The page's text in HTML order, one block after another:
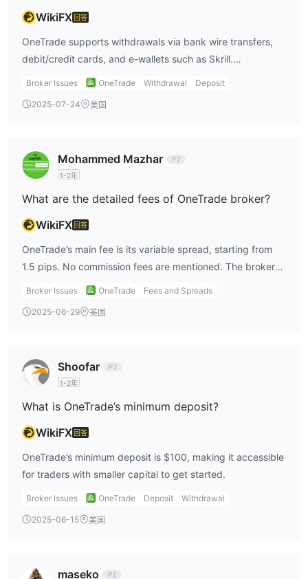
4. 24/5客户支持：
5. 支持MetaTrader 4：
提供了一系列复杂而直观的功能，适合各种经验水平的交易者。
OneTrade的缺点：
2. 高杠杆风险：
虽然为专业客户提供高杠杆可能带来更高的潜在
利润，但也存在相当大的风险，因为如果市场朝着交易者的头寸方向
3. 周末支持不足：该经纪人在周末不提供客户支持。在这段时间
内出现的任何问题必须等待下一个工作周。
仍然觉得信息不足以完全理解金融市场的复杂性。
5. 提款条件不明确：没有明确指定ether OneTrade是否对提款收
取任何费用，这可能会对交易者的整体盈利能力产生影响。
市场工具
1. 外汇交易：
够利用波动的货币市场。
投资他们喜爱的公司。
3. 指数： 指数交易可供交易者进行，他们可以对整个行业的价格波
动进行投机。
4. 加密货币：OneTrade帮助客户乘上数字货币的新浪潮，提供包
括所有主要名称在内的加密货币交易选项。
账户类型
OneTrade提供两种类型的交易accounts，以满足交易者的不同需
WikiFX 回答
OneTrade supports withdrawals via bank wire transfers,
debit/credit cards, and e-wallets such as Skrill.
Withdrawals made by card are limited to the original
Broker Issues OneTrade Withdrawal Deposit
2025-07-24 美国
Mohammed Mazhar
1-2年
What are the detailed fees of OneTrade broker?
WikiFX 回答
OneTrade’s main fee is its variable spread, starting from
1.5 pips. No commission fees are mentioned. The broker
does not clearly specify any other charges, such as swaps
Broker Issues OneTrade Fees and Spreads
2025-06-29 美国
Shoofar
1-2年
What is OneTrade’s minimum deposit?
WikiFX 回答
OneTrade’s minimum deposit is $100, making it accessible
for traders with smaller capital to get started.
Broker Issues OneTrade Deposit Withdrawal
2025-06-15 美国
maseko